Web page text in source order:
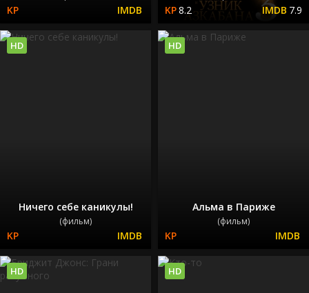
8.2 7.9
Ничего себе каникулы!
(фильм)
HD
Альма в Париже
(фильм)
HD
HD HD